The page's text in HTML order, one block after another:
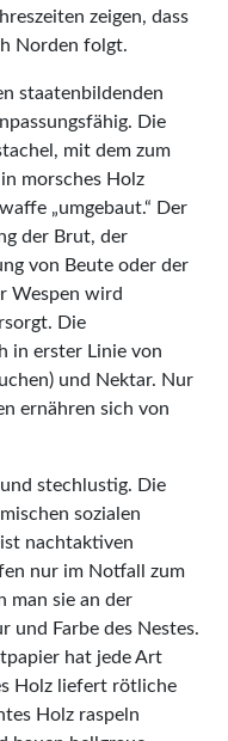
zeigen, dass
Norden folgt.
staatenbildenden
Die
mit dem zum
morsches Holz
„umgebaut.“ Der
der Brut, der
von Beute oder der
Wespen wird
Die
in erster Linie von
und Nektar. Nur
ernähren sich von
stechlustig. Die
sozialen
nachtaktiven
nur im Notfall zum
man sie an der
und Farbe des Nestes.
hat jede Art
Holz liefert rötliche
Holz raspeln